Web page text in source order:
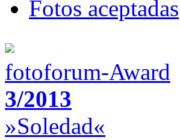
Fotos aceptadas
fotoforum-Award
3/2013
»Soledad«